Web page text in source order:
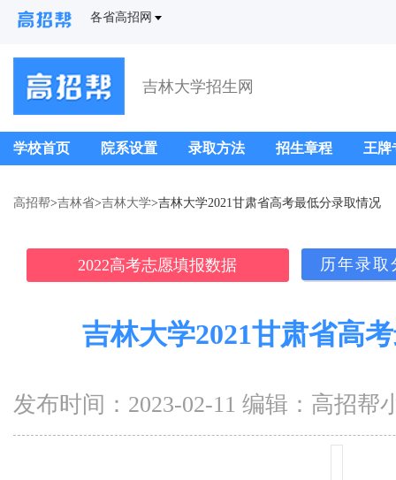
各省高招网
吉林大学招生网
学校首页 院系设置 录取方法 招生章程 王牌
高招帮>吉林省>吉林大学>吉林大学2021甘肃省高考最低分录取情况
2022高考志愿填报数据 历年录
吉林大学2021甘肃省高
发布时间：2023-02-11 编辑：高招帮